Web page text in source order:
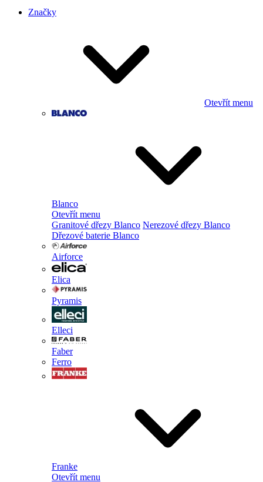
Značky
Otevřít menu
Blanco
Otevřít menu
Granitové dřezy Blanco Nerezové dřezy Blanco
Dřezové baterie Blanco
Airforce
Elica
Pyramis
Elleci
Faber
Ferro
Franke
Otevřít menu